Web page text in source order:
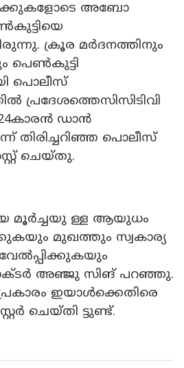
അബോ
ക്രൂര മർദനത്തിനും
പെൺകുട്ടി
പൊലീസ്
പ്രദേശത്തെസിസിടിവി
ഡാൻ
തിരിച്ചറിഞ്ഞ പൊലീസ്
ചെയ്തു.
മൂർച്ചയു ള്ള ആയുധം
മുഖത്തും സ്വകാര്യ
അഞ്ജു സിങ് പറഞ്ഞു.
ഇയാൾക്കെതിരെ
ചെയ്തി ട്ടുണ്ട്.